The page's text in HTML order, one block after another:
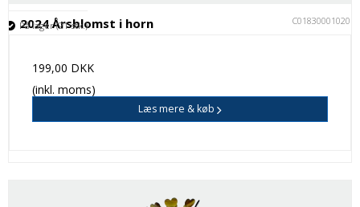
2024 Årsblomst i horn C018300010201
På lager (21 stk.)
199,00 DKK
(inkl. moms)
Læs mere & køb